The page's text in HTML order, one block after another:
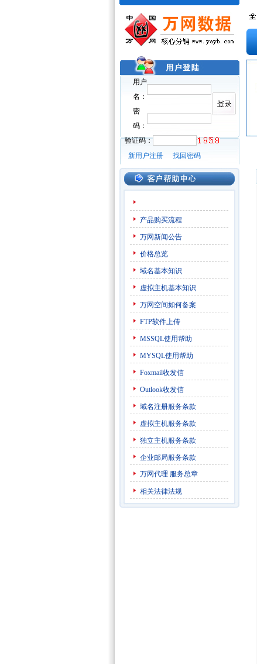
用户
名：
密
码：
验证码：
新用户注册
找回密码
产品购买流程
万网新闻公告
价格总览
域名基本知识
虚拟主机基本知识
万网空间如何备案
FTP软件上传
MSSQL使用帮助
MYSQL使用帮助
Foxmail收发信
Outlook收发信
域名注册服务条款
虚拟主机服务条款
独立主机服务条款
企业邮局服务条款
万网代理 服务总章
相关法律法规